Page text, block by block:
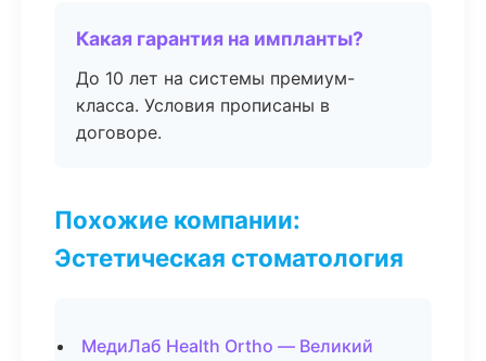
Какая гарантия на импланты?
До 10 лет на системы премиум-
класса. Условия прописаны в
договоре.
Похожие компании:
Эстетическая стоматология
МедиЛаб Health Ortho — Великий